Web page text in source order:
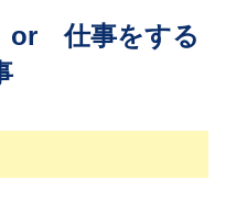
or 仕事をする